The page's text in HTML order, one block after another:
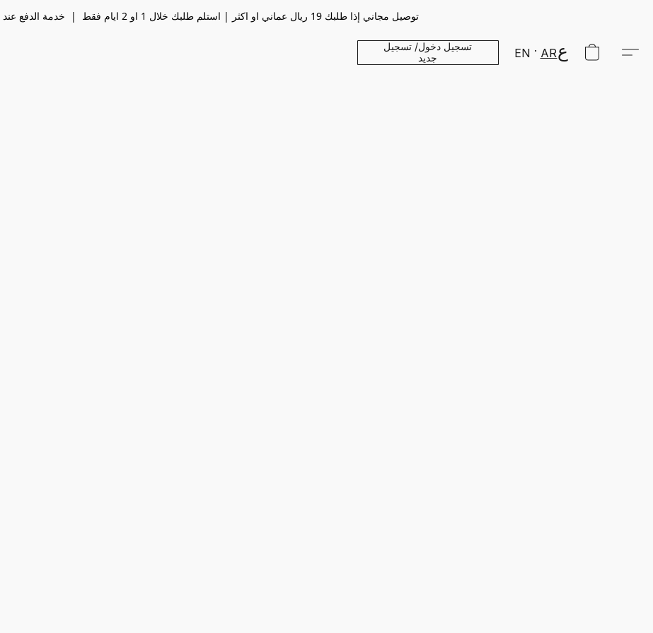
توصيل مجاني إذا طلبك 19 ريال عماني او اكثر | استلم طلبك خلال 1 او 2 ايام فقط | خدمة الدفع عند الإستلام متوفرة
تسجيل دخول/ تسجيل
جديد
EN AR